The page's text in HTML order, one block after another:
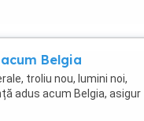
Belgia
troliu nou, lumini noi,
adus acum Belgia, asigur